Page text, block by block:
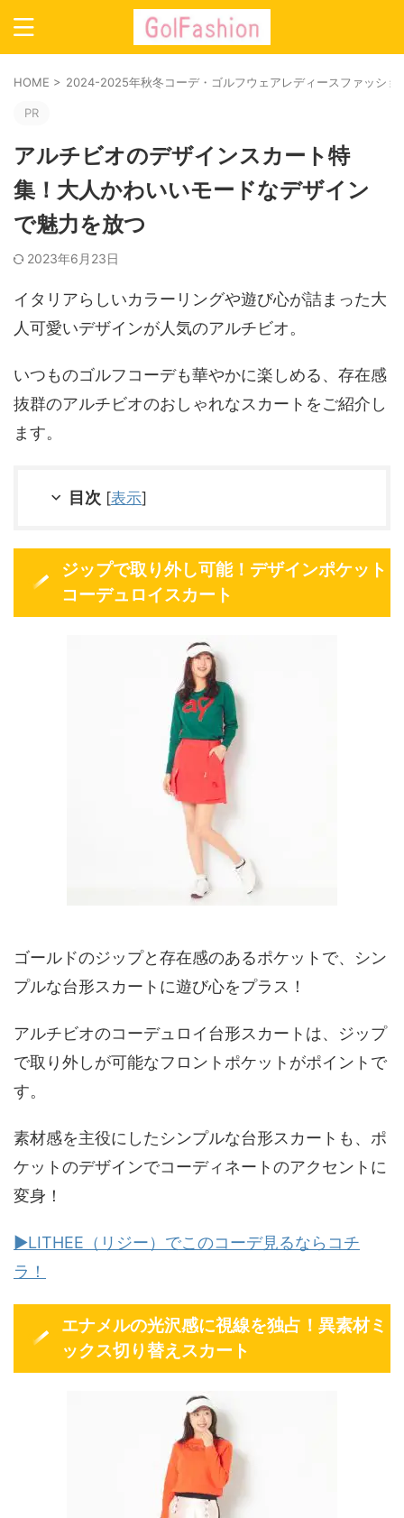
HOME > 2024-2025年秋冬コーデ・ゴルフウェアレディースファッショ
PR
アルチビオのデザインスカート特
集！大人かわいいモードなデザイン
で魅力を放つ
2023年6月23日
イタリアらしいカラーリングや遊び心が詰まった大
人可愛いデザインが人気のアルチビオ。
いつものゴルフコーデも華やかに楽しめる、存在感
抜群のアルチビオのおしゃれなスカートをご紹介し
ます。
目次 [表示]
ジップで取り外し可能！デザインポケット
コーデュロイスカート
ゴールドのジップと存在感のあるポケットで、シン
プルな台形スカートに遊び心をプラス！
アルチビオのコーデュロイ台形スカートは、ジップ
で取り外しが可能なフロントポケットがポイントで
す。
素材感を主役にしたシンプルな台形スカートも、ポ
ケットのデザインでコーディネートのアクセントに
変身！
▶LITHEE（リジー）でこのコーデ見るならコチ
ラ！
エナメルの光沢感に視線を独占！異素材ミ
ックス切り替えスカート